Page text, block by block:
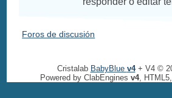
Foros de discusión
Cristalab BabyBlue v4+ V4 ©
Powered by ClabEngines v4,